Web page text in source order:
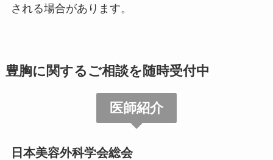
される場合があります。
豊胸に関するご相談を随時受付中
医師紹介
日本美容外科学会総会